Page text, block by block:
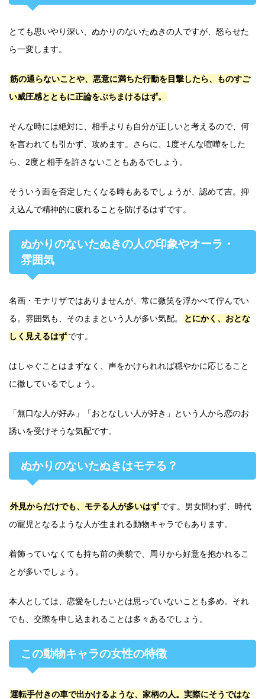
とても思いやり深い、ぬかりのないたぬきの人ですが、怒らせた
ら一変します。
筋の通らないことや、悪意に満ちた行動を目撃したら、ものすご
い威圧感とともに正論をぶちまけるはず。
そんな時には絶対に、相手よりも自分が正しいと考えるので、何
を言われても引かず、攻めます。さらに、1度そんな喧嘩をした
ら、2度と相手を許さないこともあるでしょう。
そういう面を否定したくなる時もあるでしょうが、認めて吉。抑
え込んで精神的に疲れることを防げるはずです。
ぬかりのないたぬきの人の印象やオーラ・
雰囲気
名画・モナリザではありませんが、常に微笑を浮かべて佇んでい
る。雰囲気も、そのままという人が多い気配。
とにかく、おとな
しく見えるはずです。
はしゃぐことはまずなく、声をかけられれば穏やかに応じること
に徹しているでしょう。
「無口な人が好み」「おとなしい人が好き」という人から恋のお
誘いを受けそうな気配です。
ぬかりのないたぬきはモテる？
外見からだけでも、モテる人が多いはずです。男女問わず、時代
の寵児となるような人が生まれる動物キャラでもあります。
着飾っていなくても持ち前の美貌で、周りから好意を抱かれるこ
とが多いでしょう。
本人としては、恋愛をしたいとは思っていないことも多め。それ
でも、交際を申し込まれることは多々あるでしょう。
この動物キャラの女性の特徴
運転手付きの車で出かけるような、家柄の人。実際にそうではな